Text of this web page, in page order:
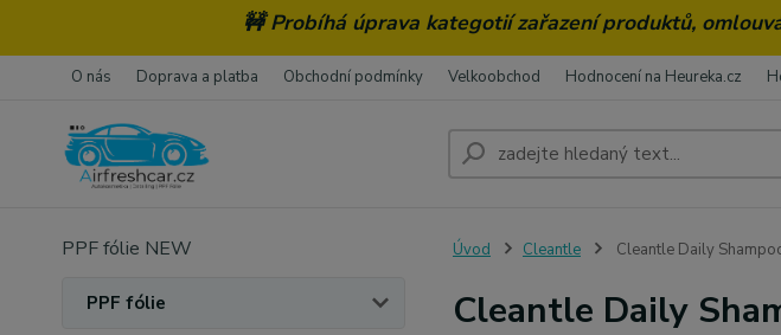
🚧 Probíhá úprava kategotií zařazení produktů,
O nás Doprava a platba Obchodní podmínky Velkoobchod Hodnocení na Heureka.cz
PPF fólie NEW
PPF fólie
Úvod Cleantle Cleantle Daily
Cleantle Daily